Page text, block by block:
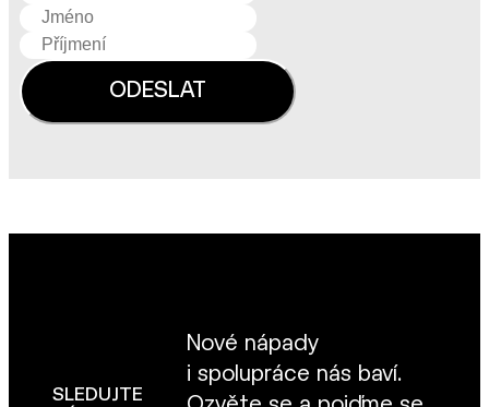
SLEDUJTE
Nové nápady
i spolupráce nás baví.